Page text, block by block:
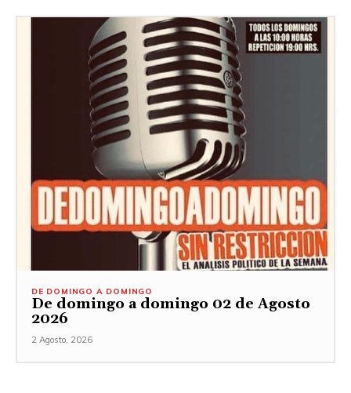
DE DOMINGO A DOMINGO
De domingo a domingo 02 de Agosto
2026
2 Agosto, 2026